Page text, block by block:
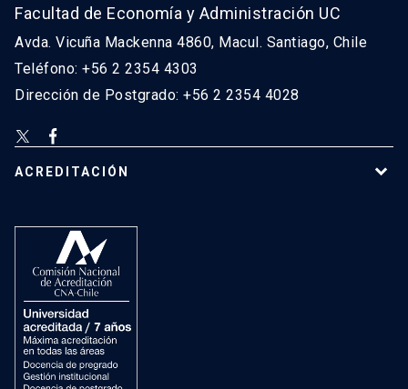
Facultad de Economía y Administración UC
Avda. Vicuña Mackenna 4860, Macul. Santiago, Chile
Teléfono: +56 2 2354 4303
Dirección de Postgrado: +56 2 2354 4028
ACREDITACIÓN